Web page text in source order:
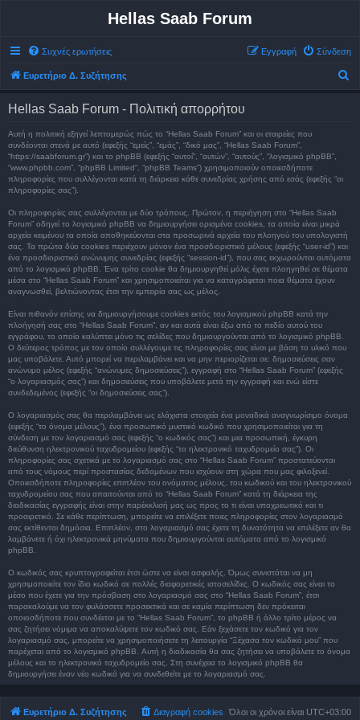
Hellas Saab Forum
Συχνές ερωτήσεις Σύνδεση
Εγγραφή
Ευρετήριο Δ. Συζήτησης
Hellas Saab Forum - Πολιτική απορρήτου
Αυτή η πολιτική εξηγεί λεπτομερώς πώς το “Hellas Saab Forum” και οι εταιρείες που
συνδέονται στενά με αυτό (εφεξής “εμείς”, “εμάς”, “δικό μας”, “Hellas Saab Forum”,
“https://saabforum.gr”) και το phpBB (εφεξής “αυτοί”, “αυτών”, “αυτούς”, “λογισμικό phpBB”,
“www.phpbb.com”, “phpBB Limited”, “phpBB Teams”) χρησιμοποιούν οποιεσδήποτε
πληροφορίες που συλλέγονται κατά τη διάρκεια κάθε συνεδρίας χρήσης από εσάς (εφεξής “οι
πληροφορίες σας”).
Οι πληροφορίες σας συλλέγονται με δύο τρόπους. Πρώτον, η περιήγηση στο “Hellas Saab
Forum” οδηγεί το λογισμικό phpBB να δημιουργήσει ορισμένα cookies, τα οποία είναι μικρά
αρχεία κειμένου τα οποία αποθηκεύονται στα προσωρινά αρχεία του πλοηγού του υπολογιστή
σας. Τα πρώτα δύο cookies περιέχουν μόνον ένα προσδιοριστικό μέλους (εφεξής “user-id”) και
ένα προσδιοριστικό ανώνυμης συνεδρίας (εφεξής “session-id”), που σας εκχωρούνται αυτόματα
από το λογισμικό phpBB. Ένα τρίτο cookie θα δημιουργηθεί μόλις έχετε πλοηγηθεί σε θέματα
μέσα στο “Hellas Saab Forum” και χρησιμοποιείται για να καταγράφεται ποια θέματα έχουν
αναγνωσθεί, βελτιώνοντας έτσι την εμπειρία σας ως μέλος.
Είναι πιθανόν επίσης να δημιουργήσουμε cookies εκτός του λογισμικού phpBB κατά την
πλοήγησή σας στο “Hellas Saab Forum”, αν και αυτά είναι έξω από το πεδίο αυτού του
εγγράφου, το οποίο καλύπτει μόνο τις σελίδες που δημιουργούνται από το λογισμικό phpBB.
Ο δεύτερος τρόπος με τον οποίο συλλέγουμε τις πληροφορίες σας είναι με βάση το υλικό που
μας υποβάλετε. Αυτό μπορεί να περιλαμβάνει και να μην περιορίζεται σε: δημοσιεύσεις σαν
ανώνυμο μέλος (εφεξής “ανώνυμες δημοσιεύσεις”), εγγραφή στο “Hellas Saab Forum” (εφεξής
“ο λογαριασμός σας”) και δημοσιεύσεις που υποβάλετε μετά την εγγραφή και ενώ είστε
συνδεδεμένος (εφεξής “οι δημοσιεύσεις σας”).
Ο λογαριασμός σας θα περιλαμβάνει ως ελάχιστα στοιχεία ένα μοναδικά αναγνωρίσιμο όνομα
(εφεξής “το όνομα μέλους”), ένα προσωπικό μυστικό κωδικό που χρησιμοποιείται για τη
σύνδεση με τον λογαριασμό σας (εφεξής “ο κωδικός σας”) και μια προσωπική, έγκυρη
διεύθυνση ηλεκτρονικού ταχυδρομείου (εφεξής “το ηλεκτρονικό ταχυδρομείο σας”). Οι
πληροφορίες σας σχετικά με το λογαριασμό σας στο “Hellas Saab Forum” προστατεύονται
από τους νόμους περί προστασίας δεδομένων που ισχύουν στη χώρα που μας φιλοξενεί.
Οποιεσδήποτε πληροφορίες επιπλέον του ονόματος μέλους, του κωδικού και του ηλεκτρονικού
ταχυδρομείου σας που απαιτούνται από το “Hellas Saab Forum” κατά τη διάρκεια της
διαδικασίας εγγραφής είναι στην παρέκκλισή μας ως προς το τι είναι υποχρεωτικό και τι
προαιρετικό. Σε κάθε περίπτωση, μπορείτε να επιλέξετε ποιες πληροφορίες στον λογαριασμό
σας εκτίθενται δημόσια. Επιπλέον, στο λογαριασμό σας έχετε τη δυνατότητα να επιλέξετε αν θα
λαμβάνετε ή όχι ηλεκτρονικά μηνύματα που δημιουργούνται αυτόματα από το λογισμικό
phpBB.
Ο κωδικός σας κρυπτογραφείται έτσι ώστε να είναι ασφαλής. Όμως συνιστάται να μη
χρησιμοποιείτε τον ίδιο κωδικό σε πολλές διαφορετικές ιστοσελίδες. Ο κωδικός σας είναι το
μέσο που έχετε για την πρόσβαση στο λογαριασμό σας στο “Hellas Saab Forum”, έτσι
παρακαλούμε να τον φυλάσσετε προσεκτικά και σε καμία περίπτωση δεν πρόκειται
οποιοσδήποτε που συνδέεται με το “Hellas Saab Forum”, το phpBB ή άλλο τρίτο μέρος να
σας ζητήσει νόμιμα να αποκαλύψετε τον κωδικό σας. Εάν ξεχάσετε τον κωδικό για τον
λογαριασμό σας, μπορείτε να χρησιμοποιήσετε τη λειτουργία “Ξέχασα τον κωδικό μου” που
παρέχεται από το λογισμικό phpBB. Αυτή η διαδικασία θα σας ζητήσει να υποβάλετε το όνομα
μέλους και το ηλεκτρονικό ταχυδρομείο σας. Στη συνέχεια το λογισμικό phpBB θα
δημιουργήσει έναν νέο κωδικό για να συνδεθείτε με το λογαριασμό σας.
Ευρετήριο Δ. Συζήτησης Όλοι οι χρόνοι είναι UTC+03:00
Διαγραφή cookies